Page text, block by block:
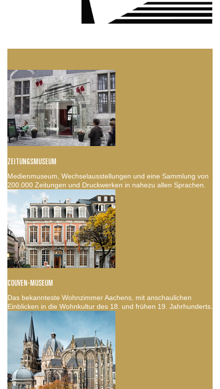
ZEITUNGSMUSEUM
Medienmuseum, Wechselausstellungen und eine Sammlung von
200.000 Zeitungen und Druckwerken in nahezu allen Sprachen.
COUVEN-MUSEUM
Das bekannteste Wohnzimmer Aachens, mit anschaulichen
Einblicken in die Wohnkultur des 18. und frühen 19. Jahrhunderts.